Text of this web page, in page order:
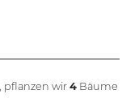
pflanzen wir4 Bäume